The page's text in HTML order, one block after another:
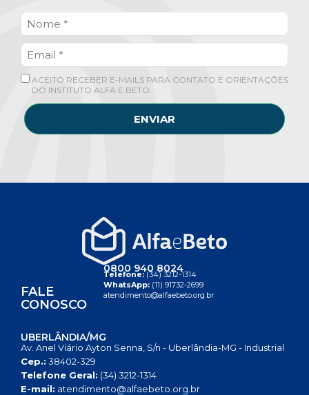
ACEITO RECEBER E-MAILS PARA CONTATO E ORIENTAÇÕES
DO INSTITUTO ALFA E BETO.
ENVIAR
FALE
CONOSCO
0800 940 8024
Telefone:(34) 3212-1314
WhatsApp: (11) 91732-2699
atendimento@alfaebeto.org.br
UBERLÂNDIA/MG
Av. Anel Viário Ayton Senna, S/n - Uberlândia-MG - Industrial
Cep.: 38402-329
Telefone Geral: (34) 3212-1314
E-mail: atendimento@alfaebeto.org.br